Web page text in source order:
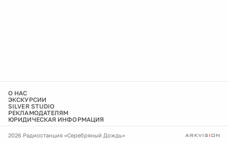
О НАС
ЭКСКУРСИИ
SILVER STUDIO
РЕКЛАМОДАТЕЛЯМ
ЮРИДИЧЕСКАЯ ИНФОРМАЦИЯ
2026 Радиостанция «Серебряный Дождь»